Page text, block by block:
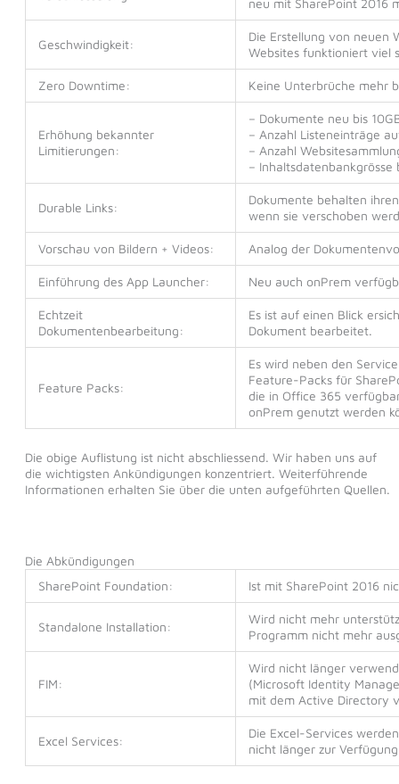
neu mit SharePoint 2016
Geschwindigkeit:
Die Erstellung von neuen
Websites funktioniert viel
Zero Downtime: Keine Unterbrüche mehr
Erhöhung bekannter
Limitierungen:
– Dokumente neu bis
– Anzahl Listeneinträge
– Anzahl
– Inhaltsdatenbankgrösse
Durable Links:
Dokumente behalten
wenn sie verschoben
Vorschau von Bildern + Videos: Analog der
Einführung des App Launcher: Neu auch onPrem
Echtzeit
Dokumentenbearbeitung:
Es ist auf einen Blick
Dokument bearbeitet.
Feature Packs:
Es wird neben den
Feature-Packs für
die in Office 365
onPrem genutzt werden
Die obige Auflistung ist nicht abschliessend. Wir haben uns auf
die wichtigsten Ankündigungen konzentriert. Weiterführende
Informationen erhalten Sie über die unten aufgeführten Quellen.
Die Abkündigungen
SharePoint Foundation:
Ist mit SharePoint 2016
Standalone Installation:
Wird nicht mehr
Programm nicht mehr
FIM:
Wird nicht länger
(Microsoft Identity
mit dem Active Directory
Excel Services:
Die Excel-Services
nicht länger zur